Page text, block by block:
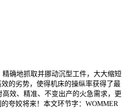
确地抓取并挪动沉型工件，大大缩短
的劣势，使得机床的操纵率获得了最
效、精准、不变出产的火急需求，更
夸姣将来！本文环节字：WOMMER